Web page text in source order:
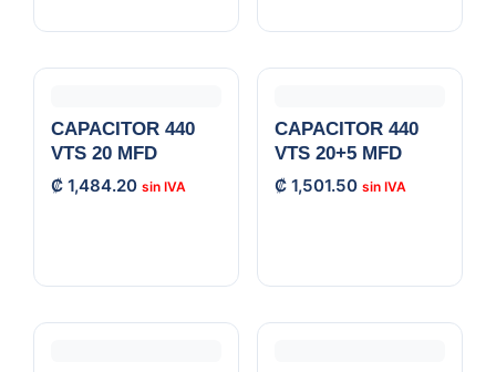
CAPACITOR 440
VTS 20 MFD
₡ 1,484.20
CAPACITOR 440
VTS 20+5 MFD
₡ 1,501.50